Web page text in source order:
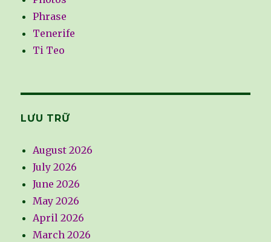
Phrase
Tenerife
Ti Teo
LƯU TRỮ
August 2026
July 2026
June 2026
May 2026
April 2026
March 2026